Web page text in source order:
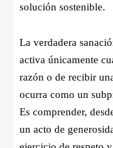
solución sostenible.
La verdadera
activa únicamente
razón o de recibir
ocurra como un
Es comprender,
un acto de